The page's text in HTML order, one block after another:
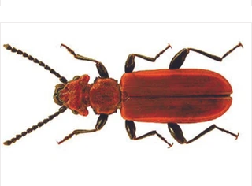
pollinering och biologisk mångfald på mark
utanför spelytan. Naturvandringen riktar
till naturintresserade medlemmar och
till att höja kunskapen kring insatser som
gynnar biologisk mångfald, skyddsvärda
växtarter/djur och hantera invasiva växter.